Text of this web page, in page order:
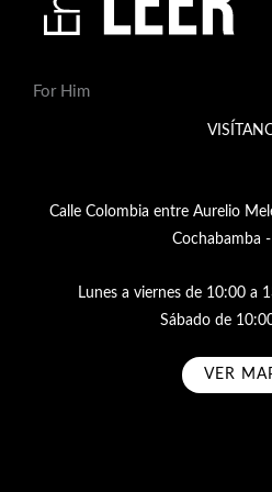
For Him
Calle Colombia entre Aurelio
Cochabamba
Lunes a viernes de 10:00 a
Sábado de
VER